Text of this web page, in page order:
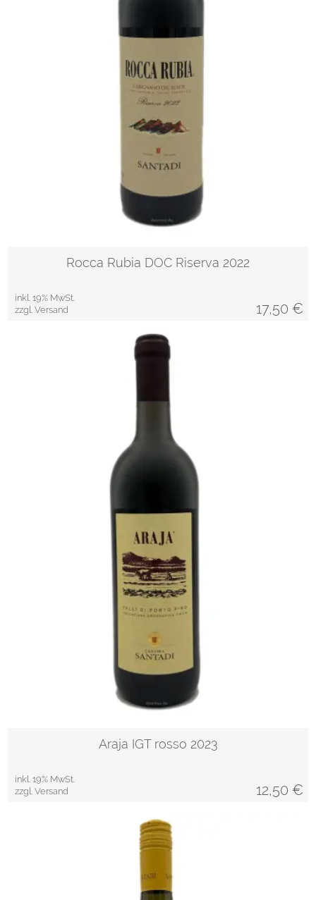
Rocca Rubia DOC Riserva 2022
inkl. 19% MwSt.
zzgl. Versand
17,50 €
Araja IGT rosso 2023
inkl. 19% MwSt.
zzgl. Versand
12,50 €